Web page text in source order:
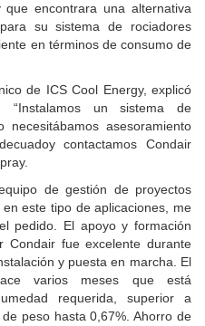
encontrara una alternativa
su sistema de rociadores
en términos de consumo de
de ICS Cool Energy, explicó
un sistema de
asesoramiento
contactamos Condair
de gestión de proyectos
este tipo de aplicaciones, me
pedido. El apoyo y formación
Condair fue excelente durante
y puesta en marcha. El
varios meses que está
requerida, superior a
peso hasta 0,67%. Ahorro de